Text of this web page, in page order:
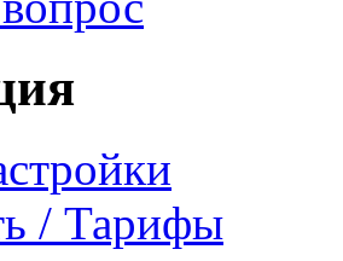
/ Тарифы